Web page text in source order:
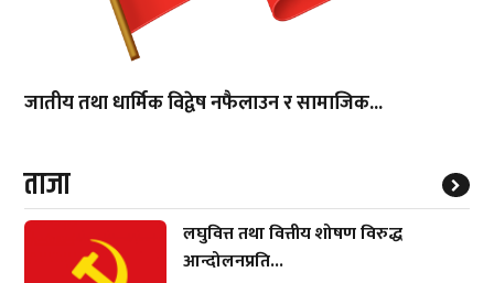
जातीय तथा धार्मिक विद्वेष नफैलाउन र सामाजिक...
ताजा
लघुवित्त तथा वित्तीय शोषण विरुद्ध
आन्दोलनप्रति...